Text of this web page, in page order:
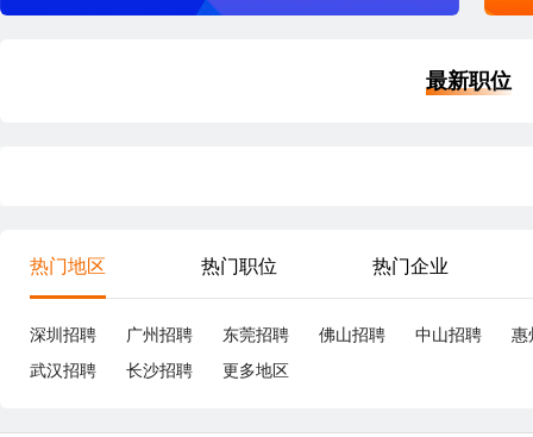
最新职位
热门地区 热门职位 热门企业
深圳招聘 广州招聘 东莞招聘 佛山招聘 中山招聘
惠
武汉招聘
长沙招聘 更多地区